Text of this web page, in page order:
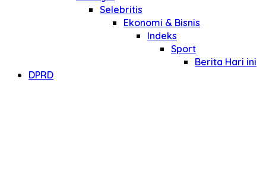
Selebritis
Ekonomi & Bisnis
Indeks
Sport
Berita Hari ini
DPRD